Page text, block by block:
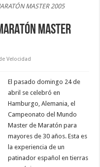
MASTER 2005
MASTER
Velocidad
El pasado domingo 24 de
abril se celebró en
Hamburgo, Alemania, el
Campeonato del Mundo
Master de Maratón para
mayores de 30 años. Esta es
la experiencia de un
patinador español en tierras